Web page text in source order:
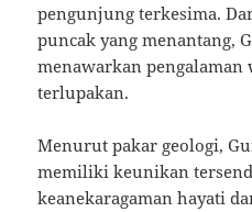
pengunjung terkesima.
puncak yang menantang,
menawarkan pengalaman
terlupakan.
Menurut pakar geologi,
memiliki keunikan
keanekaragaman hayati